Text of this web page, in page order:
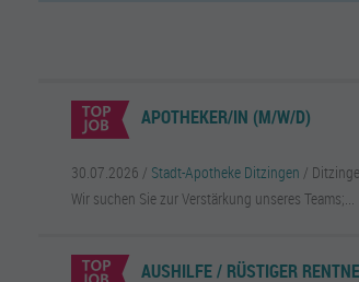
lokalen/regionalen Medien in Baden-
APOTHEKER/IN (M/W/D)
30.07.2026 / Stadt-Apotheke Ditzingen /
Wir suchen Sie zur Verstärkung unseres Teams;...
AUSHILFE / RÜSTIGER